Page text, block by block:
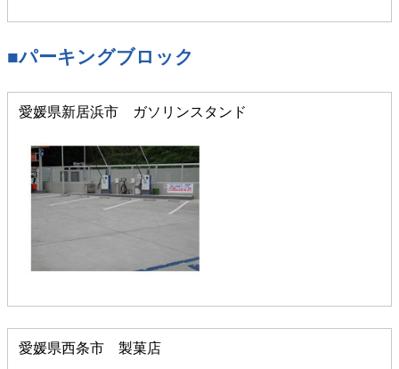
■パーキングブロック
愛媛県新居浜市 ガソリンスタンド
愛媛県西条市 製菓店